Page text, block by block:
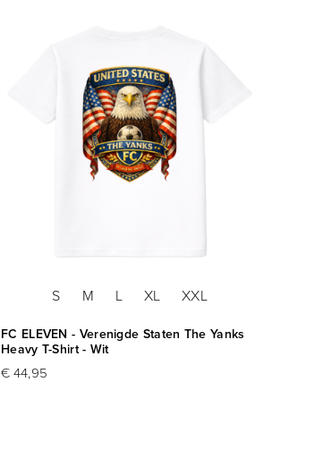
S M L XL XXL
FC ELEVEN - Verenigde Staten The Yanks
Heavy T-Shirt - Wit
€ 44,95